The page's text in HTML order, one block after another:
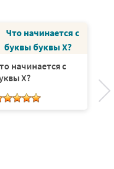
начинается с
Х?